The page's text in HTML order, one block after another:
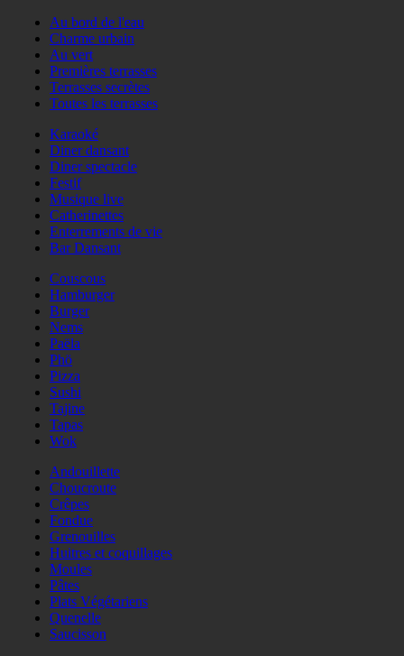
Au bord de l'eau
Charme urbain
Au vert
Premières terrasses
Terrasses secrètes
Toutes les terrasses
Karaoké
Diner dansant
Diner spectacle
Festif
Musique live
Catherinettes
Enterrements de vie
Bar Dansant
Couscous
Hamburger
Burger
Nems
Paëla
Phö
Pizza
Sushi
Tajine
Tapas
Wok
Andouillette
Choucroute
Crêpes
Fondue
Grenouilles
Huitres et coquillages
Moules
Pâtes
Plats Végétariens
Quenelle
Saucisson